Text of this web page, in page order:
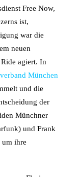
Free Now,
ist,
war die
neuen
agiert. In
München
und die
der
Münchner
und Frank
ihre